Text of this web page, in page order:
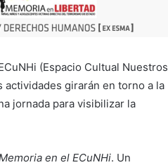
(Espacio Cultual Nuestros
actividades girarán en torno a la
jornada para visibilizar la
en el ECuNHi. Un